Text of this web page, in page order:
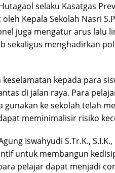
selaku Kasatgas
Kepala Sekolah Nasri
juga mengatur arus lalu
sekaligus menghadirkan
kepada para
di jalan raya. Para
ke sekolah telah
meminimalisir risiko
Iswahyudi S.Tr.K.,
untuk membangun
pelajar dapat menjadi